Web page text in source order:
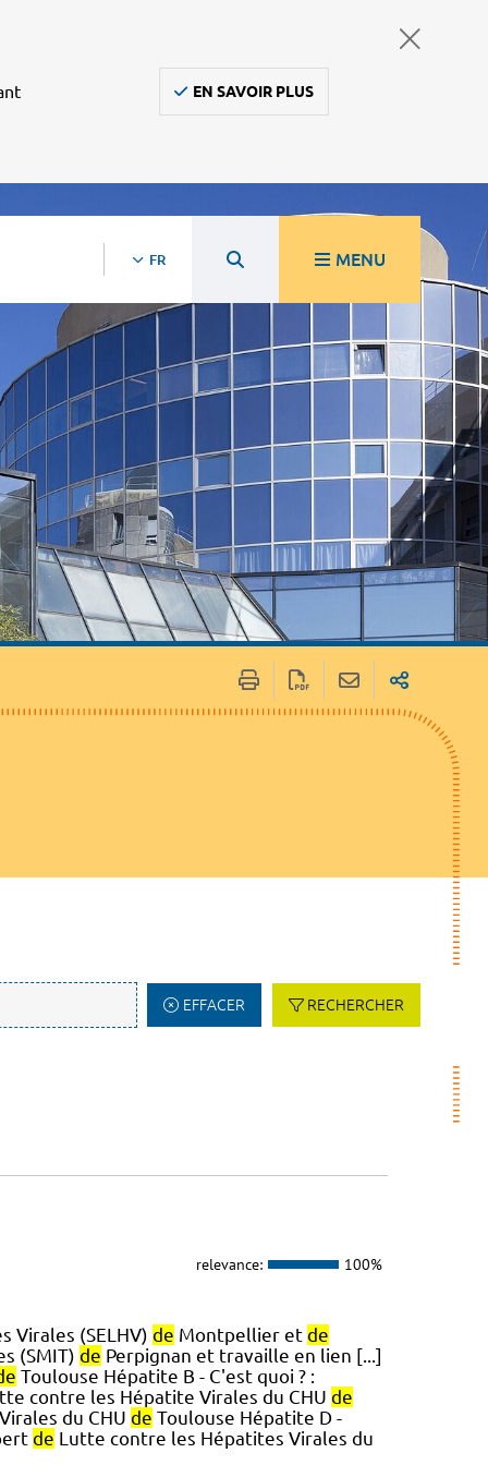
EN SAVOIR PLUS
FR MENU
EFFACER RECHERCHER
relevance: 100%
Virales (SELHV) de Montpellier et de
(SMIT) de Perpignan et travaille en lien [...]
Toulouse Hépatite B - C'est quoi ? :
contre les Hépatite Virales du CHU de
du CHU de Toulouse Hépatite D -
de Lutte contre les Hépatites Virales du